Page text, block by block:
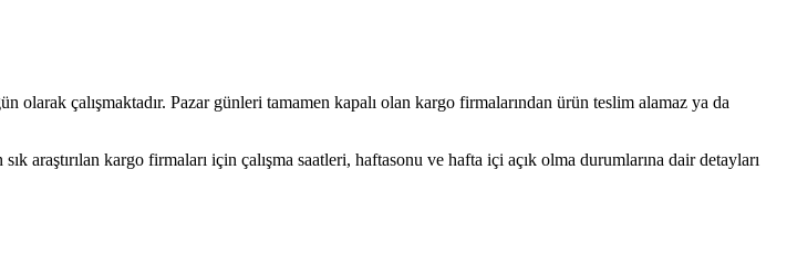
çalışmaktadır. Pazar günleri tamamen kapalı olan kargo firmalarından ürün teslim alamaz ya da
araştırılan kargo firmaları için çalışma saatleri, haftasonu ve hafta içi açık olma durumlarına dair detayları